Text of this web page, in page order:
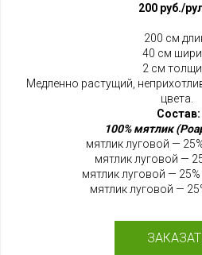
200 руб./
200 см
40 см
2 см
Медленно растущий,
цвета.
Состав:
100% мятлик
мятлик луговой —
мятлик луговой —
мятлик луговой —
мятлик луговой —